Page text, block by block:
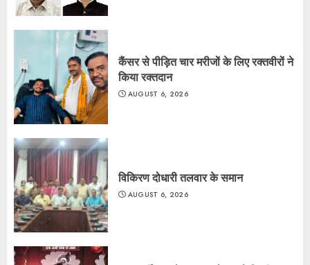
कैंसर से पीड़ित चार मरीजों के लिए रक्तवीरों ने
किया रक्तदान
AUGUST 6, 2026
विकिरण दोधारी तलवार के समान
AUGUST 6, 2026